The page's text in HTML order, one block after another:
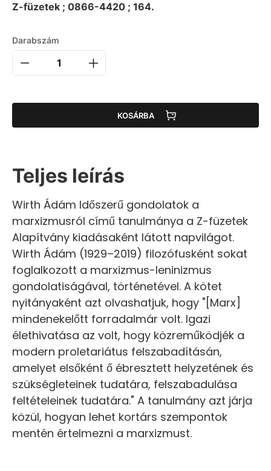
Z-füzetek ; 0866-4420 ; 164.
Darabszám
KOSÁRBA
Teljes leírás
Wirth Ádám Időszerű gondolatok a
marxizmusról című tanulmánya a Z-füzetek
Alapítvány kiadásaként látott napvilágot.
Wirth Ádám (1929–2019) filozófusként sokat
foglalkozott a marxizmus-leninizmus
gondolatiságával, történetével. A kötet
nyitányaként azt olvashatjuk, hogy "[Marx]
mindenekelőtt forradalmár volt. Igazi
élethivatása az volt, hogy közreműködjék a
modern proletariátus felszabadításán,
amelyet elsőként ő ébresztett helyzetének és
szükségleteinek tudatára, felszabadulása
feltételeinek tudatára." A tanulmány azt járja
közül, hogyan lehet kortárs szempontok
mentén értelmezni a marxizmust.